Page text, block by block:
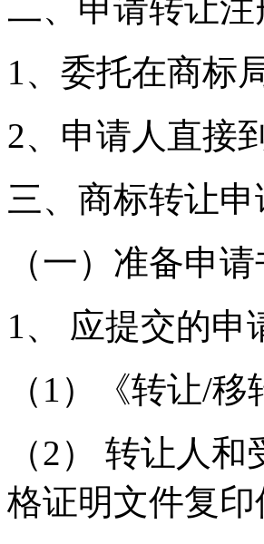
二、申请转让
1、委托在商标
2、申请人直接
三、商标转让
（一）准备申
1、 应提交的
（1）《转让/
（2） 转让人
格证明文件复